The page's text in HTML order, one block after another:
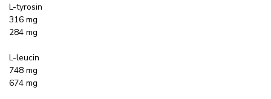
L-tyrosin
316 mg
284 mg
L-leucin
748 mg
674 mg